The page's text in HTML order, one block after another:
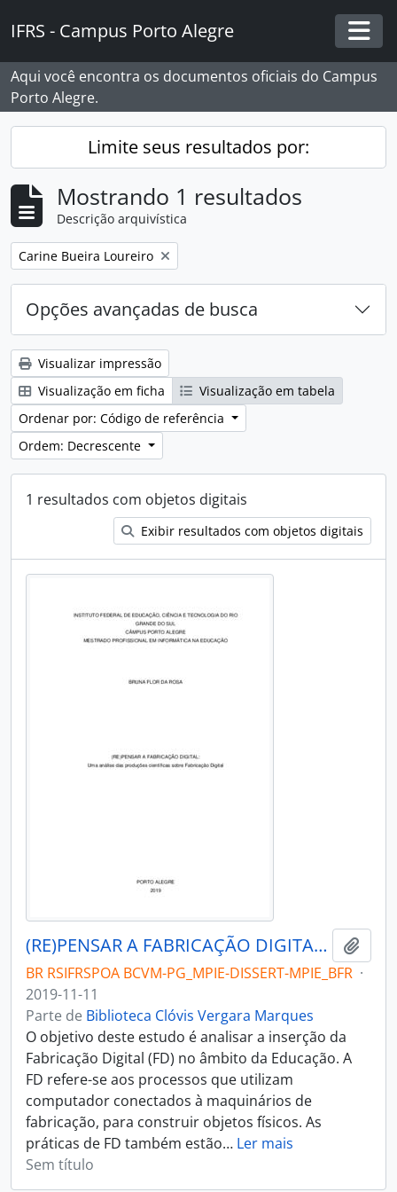
IFRS - Campus Porto Alegre
Aqui você encontra os documentos oficiais do Campus
Porto Alegre.
Limite seus resultados por:
Mostrando 1 resultados
Descrição arquivística
Remover filtro:
Carine Bueira Loureiro
Opções avançadas de busca
Visualizar impressão
Visualização em ficha
Visualização em tabela
Ordenar por: Código de referência
Ordem: Decrescente
1 resultados com objetos digitais
Exibir resultados com objetos digitais
(RE)PENSAR A FABRICAÇÃO DIGITAL: Uma análise das produções científicas sobre Fabricação Digital
BR RSIFRSPOA BCVM-PG_MPIE-DISSERT-MPIE_BFR ·
2019-11-11
Parte de Biblioteca Clóvis Vergara Marques
O objetivo deste estudo é analisar a inserção da
Fabricação Digital (FD) no âmbito da Educação. A
FD refere-se aos processos que utilizam
computador conectados à maquinários de
fabricação, para construir objetos físicos. As
práticas de FD também estão… Ler mais
Sem título